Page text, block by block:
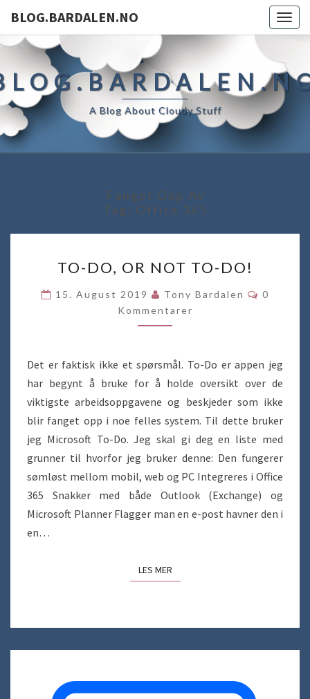
BLOG.BARDALEN.NO
A Blog About Cloudy Stuff
Fanget Opp Av
Tag: Office 365
DO,
OR
NOT
TO-
TO-DO, OR NOT TO-DO!
15. August 2019 Tony Bardalen
0
Kommentarer
Det er faktisk ikke et spørsmål. To-Do er appen jeg
har begynt å bruke for å holde oversikt over de
viktigste arbeidsoppgavene og beskjeder som ikke
blir fanget opp i noe felles system. Til dette bruker
jeg Microsoft To-Do. Jeg skal gi deg en liste med
grunner til hvorfor jeg bruker denne: Den fungerer
sømløst mellom mobil, web og PC Integreres i Office
365 Snakker med både Outlook (Exchange) og
Microsoft Planner Flagger man en e-post havner den i
en…
LES MERLES MER